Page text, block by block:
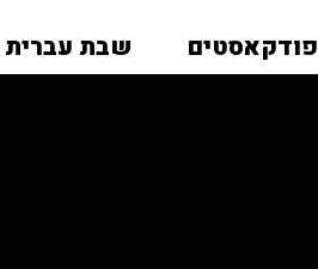
פודקאסטים שבת עברית